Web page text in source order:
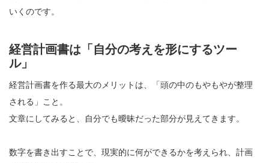
いくのです。
経営計画書は「自分の考えを形にするツー
ル」
経営計画書を作る最大のメリットは、「頭の中のもやもやが整理
される」こと。
文章にしてみると、自分でも曖昧だった部分が見えてきます。
数字を書き出すことで、現実的に何ができるかを考えられ、計画